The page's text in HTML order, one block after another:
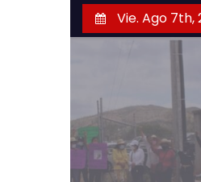
a
r
a
l
Vie. Ago 7th,